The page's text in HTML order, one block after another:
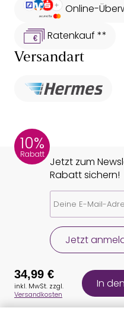
Online-
Ratenkauf **
Versandart
10%
Rabatt
Jetzt zum
Rabatt sichern!
Jetzt
34,99 €
inkl. MwSt. zzgl.
Versandkosten
In